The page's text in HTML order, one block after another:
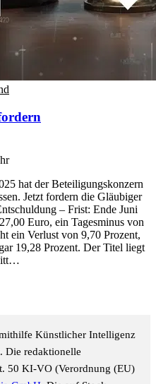
hat der Beteiligungskonzern
Jetzt fordern die Gläubiger
– Frist: Ende Juni
Euro, ein Tagesminus von
ein Verlust von 9,70 Prozent,
19,28 Prozent. Der Titel liegt
Künstlicher Intelligenz
Die redaktionelle
50 KI-VO (Verordnung (EU)